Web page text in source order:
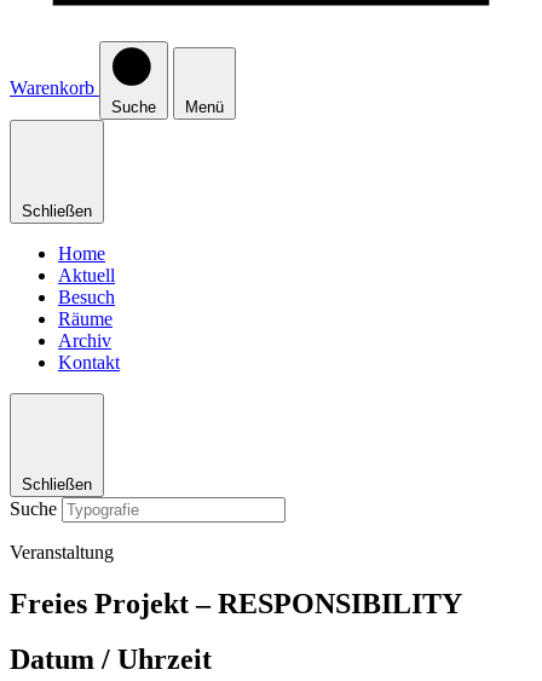
Warenkorb
Suche Menü
Schließen
Home
Aktuell
Besuch
Räume
Archiv
Kontakt
Schließen
Suche
Veranstaltung
Freies Projekt – RESPONSIBILITY
Datum / Uhrzeit